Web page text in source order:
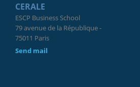
CERALE
ESCP Business School
79 avenue de la République -
75011 Paris
Send mail